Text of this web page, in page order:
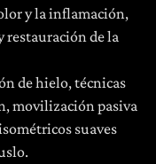
y la inflamación,
restauración de la
de hielo, técnicas
movilización pasiva
suaves